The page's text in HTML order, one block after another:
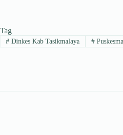
A a
ok In
Tag
#Dinkes Kab Tasikmalaya #